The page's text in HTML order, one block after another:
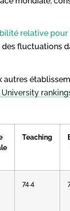
relative pour
fluctuations
Teaching
74.4